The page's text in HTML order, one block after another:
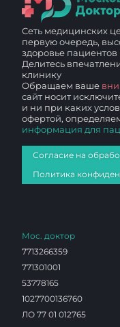
Сеть медицинских
первую очередь,
здоровье пациентов
Делитесь
клинику
Обращаем ваше
сайт носит
и ни при каких
офертой,
информация для
Согласие на
Политика
Мос. доктор
7713266359
771301001
53778165
1027700136760
ЛО 77 01 012765